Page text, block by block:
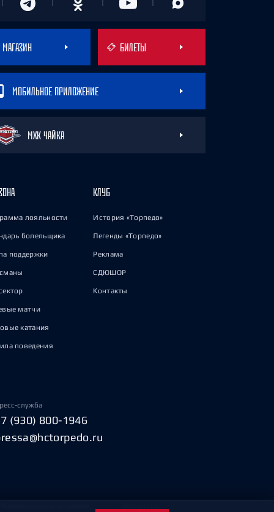
МАГАЗИН БИЛЕТЫ
МОБИЛЬНОЕ ПРИЛОЖЕНИЕ
МХК ЧАЙКА
лояльности
болельщика
поддержки
матчи
катания
поведения
КЛУБ
История «Торпедо»
Легенды «Торпедо»
Реклама
СДЮШОР
Контакты
служба
(930) 800-1946